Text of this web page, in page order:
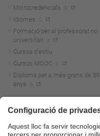
Microcredencials
Idiomes
Formació per al professorat no
universitari
Cursos d'estiu
Cursos MOOC
Diploma per a més grans de 55
anys
Actualitat R+D+I
La recerca a la UPC